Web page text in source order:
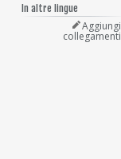
In altre lingue
Aggiungi
collegamenti